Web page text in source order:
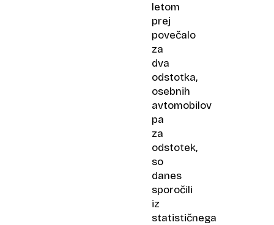
letom
prej
povečalo
za
dva
odstotka,
osebnih
avtomobilov
pa
za
odstotek,
so
danes
sporočili
iz
statističnega